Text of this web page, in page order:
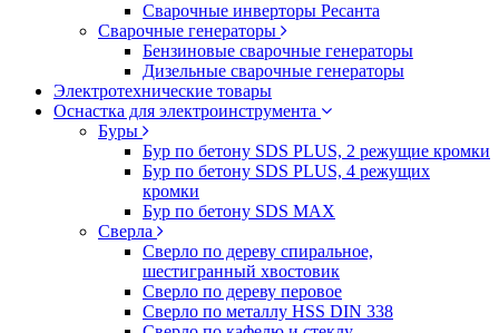
Сварочные инверторы Ресанта
Сварочные генераторы
Бензиновые сварочные генераторы
Дизельные сварочные генераторы
Электротехнические товары
Оснастка для электроинструмента
Буры
Бур по бетону SDS PLUS, 2 режущие кромки
Бур по бетону SDS PLUS, 4 режущих
кромки
Бур по бетону SDS MAX
Сверла
Сверло по дереву спиральное,
шестигранный хвостовик
Сверло по дереву перовое
Сверло по металлу HSS DIN 338